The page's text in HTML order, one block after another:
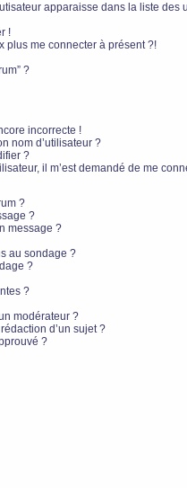
apparaisse dans la liste des
!
plus me connecter à présent ?!
?
incorrecte !
nom d’utilisateur ?
?
il m’est demandé de me
?
?
message ?
au sondage ?
?
?
modérateur ?
d’un sujet ?
?